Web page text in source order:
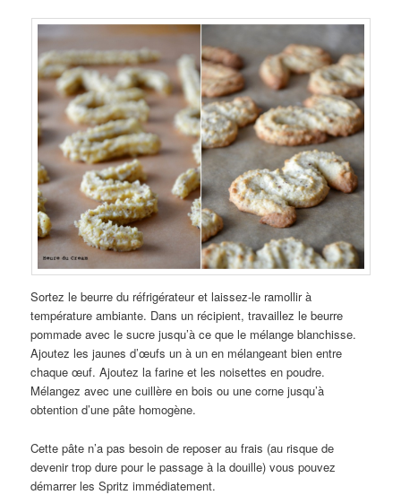
Sortez le beurre du réfrigérateur et laissez-le ramollir à
température ambiante. Dans un récipient, travaillez le beurre
pommade avec le sucre jusqu’à ce que le mélange blanchisse.
Ajoutez les jaunes d’œufs un à un en mélangeant bien entre
chaque œuf. Ajoutez la farine et les noisettes en poudre.
Mélangez avec une cuillère en bois ou une corne jusqu’à
obtention d’une pâte homogène.
Cette pâte n’a pas besoin de reposer au frais (au risque de
devenir trop dure pour le passage à la douille) vous pouvez
démarrer les Spritz immédiatement.